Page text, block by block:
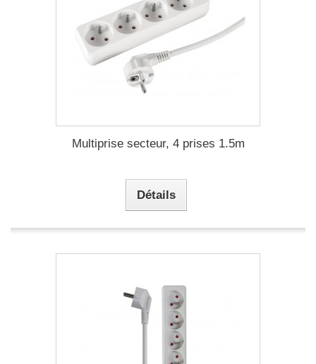
Multiprise secteur, 4 prises 1.5m
Détails